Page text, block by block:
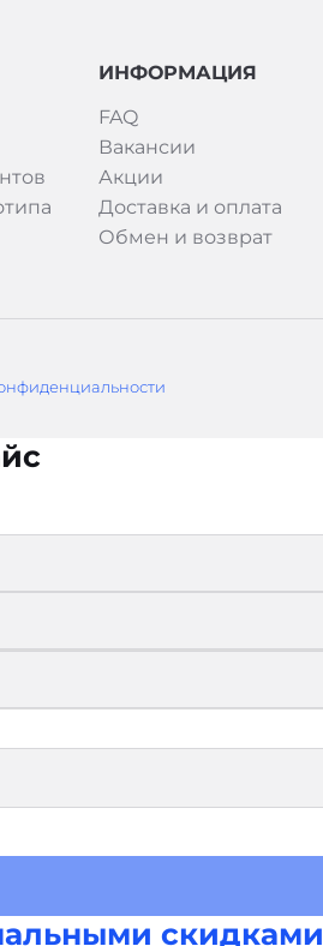
ИНФОРМАЦИЯ
FAQ
Вакансии
Акции
Доставка и оплата
Обмен и возврат
скидками